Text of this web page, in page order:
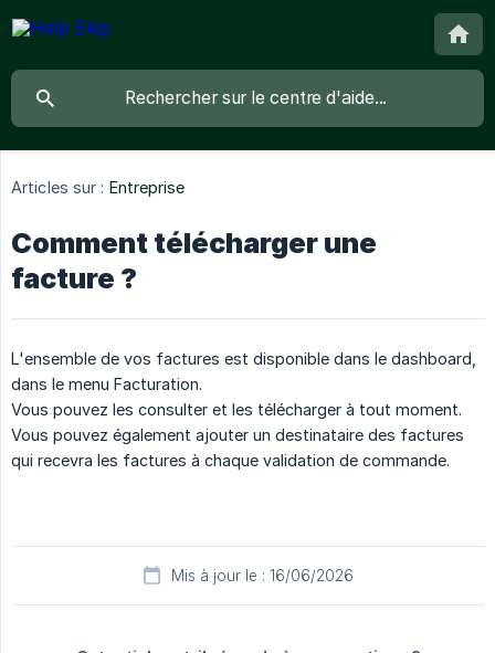
Articles sur : Entreprise
Comment télécharger une
facture ?
L'ensemble de vos factures est disponible dans le dashboard,
dans le menu Facturation.
Vous pouvez les consulter et les télécharger à tout moment.
Vous pouvez également ajouter un destinataire des factures
qui recevra les factures à chaque validation de commande.
Mis à jour le : 16/06/2026